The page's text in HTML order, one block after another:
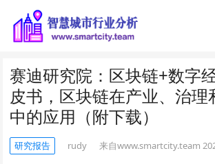
赛迪研究院：区块链+数字
皮书，区块链在产业、治理
中的应用（附下载）
研究报告 rudy 来自www.smartcity.team